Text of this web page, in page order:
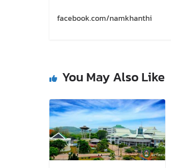
facebook.com/namkhanthi
You May Also Like